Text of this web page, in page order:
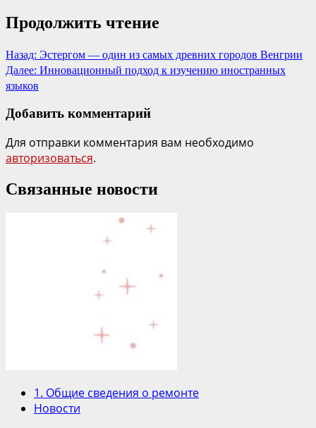
Продолжить чтение
Назад: Эстергом — один из самых древних городов Венгрии
Далее: Инновационный подход к изучению иностранных
языков
Добавить комментарий
Для отправки комментария вам необходимо
авторизоваться.
Связанные новости
1. Общие сведения о ремонте
Новости